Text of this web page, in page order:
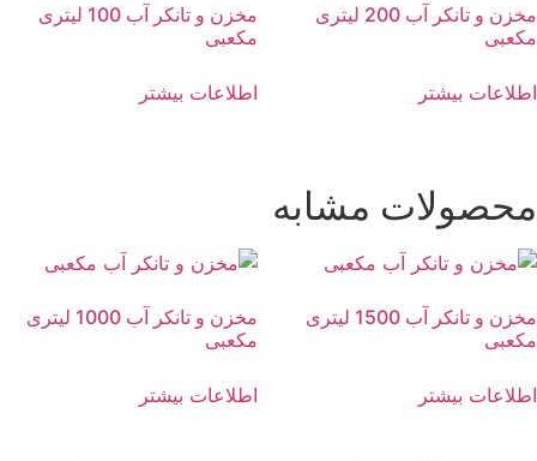
مخزن و تانکر آب 200 لیتری
مکعبی
اطلاعات بیشتر
مخزن و تانکر آب 100 لیتری
مکعبی
اطلاعات بیشتر
محصولات مشابه
مخزن و تانکر آب 1500 لیتری
مکعبی
اطلاعات بیشتر
مخزن و تانکر آب 1000 لیتری
مکعبی
اطلاعات بیشتر